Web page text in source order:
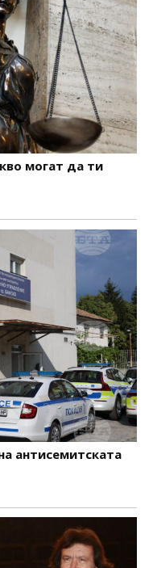
могат да ти
антисемитската